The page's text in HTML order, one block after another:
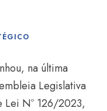
na última
Legislativa
Lei Nº 126/2023,